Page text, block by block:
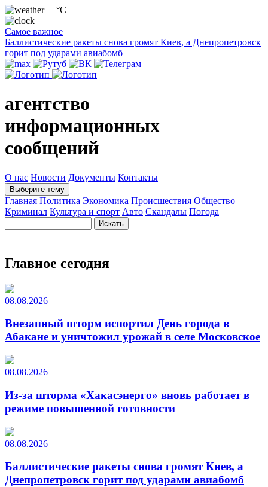
—°C
Самое важное
Баллистические ракеты снова громят Киев, а Днепропетровск
горит под ударами авиабомб
агентство
информационных
сообщений
О нас Новости Документы Контакты
Выберите тему
Главная Политика Экономика Происшествия Общество
Криминал Культура и спорт Авто Скандалы Погода
Главное сегодня
08.08.2026
Внезапный шторм испортил День города в
Абакане и уничтожил урожай в селе Московское
08.08.2026
Из-за шторма «Хакасэнерго» вновь работает в
режиме повышенной готовности
08.08.2026
Баллистические ракеты снова громят Киев, а
Днепропетровск горит под ударами авиабомб